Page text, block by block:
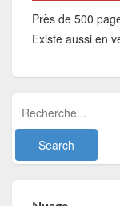
Près de 500
Existe aussi en